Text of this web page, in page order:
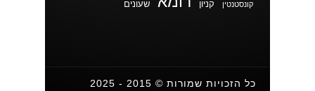
קונסטנטין קניון שעונים
כל הזכויות שמורות © 2015 - 2025